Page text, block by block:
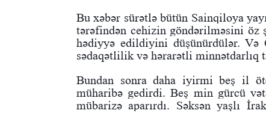
Bu xəbər sürətlə bütün Sainqiloya
tərəfindən cehizin göndərilməsini öz
hədiyyə edildiyini düşünürdülər. Və
sədaqətlilik və hərarətli minnətdarlıq
Bundan sonra daha iyirmi beş il
müharibə gedirdi. Beş min gürcü
mübarizə aparırdı. Səksən yaşlı